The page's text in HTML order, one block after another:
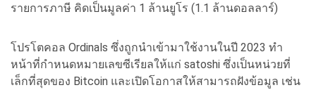
รายการภาษี คิดเป็นมูลค่า 1 ล้านยูโร (1.1 ล้านดอลลาร์)
โปรโตคอล Ordinals ซึ่งถูกนำเข้ามาใช้งานในปี 2023 ทำ
หน้าที่กำหนดหมายเลขซีเรียลให้แก่ satoshi ซึ่งเป็นหน่วยที่
เล็กที่สุดของ Bitcoin และเปิดโอกาสให้สามารถฝังข้อมูล เช่น